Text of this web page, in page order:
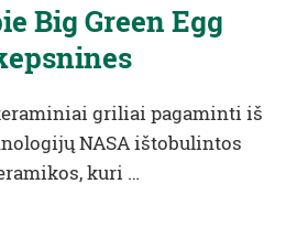
Big Green Egg
griliai pagaminti iš
NASA ištobulintos
kuri …